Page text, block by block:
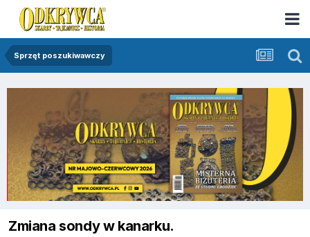
Sprzęt poszukiwawczy
Zmiana sondy w kanarku.